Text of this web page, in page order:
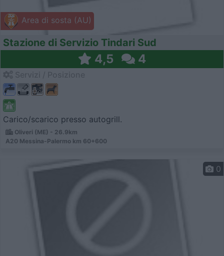
Area di sosta (AU)
Stazione di Servizio Tindari Sud
4,5 4
Carico/scarico presso autogrill.
Oliveri (ME) - 26.9km
A20 Messina-Palermo km 60+600
0